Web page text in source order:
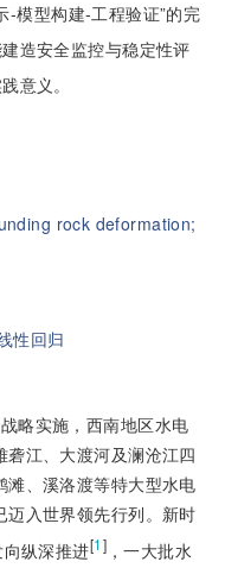
-模型构建-工程验证”的完
造安全监控与稳定性评
意义。
rock deformation;
性回归
略实施，西南地区水电
江、大渡河及澜沧江四
滩、溪洛渡等特大型水电
入世界领先行列。新时
纵深推进[1]，一大批水